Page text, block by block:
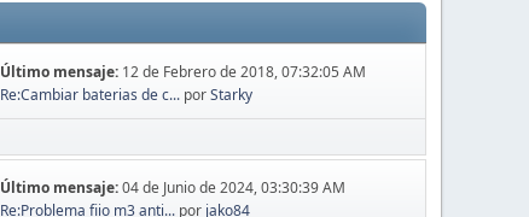
Último mensaje: 12 de Febrero de 2018, 07:32:05 AM
Re:Cambiar baterias de c... porStarky
Último mensaje:04 de Junio de 2024, 03:30:39 AM
Re:Problema fiio m3 anti... por jako84